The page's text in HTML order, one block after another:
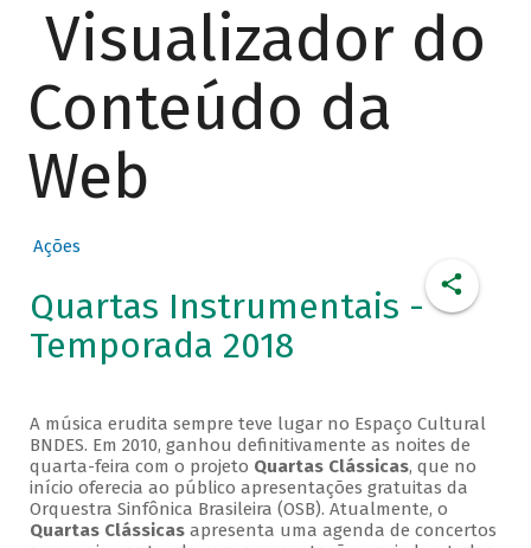
Visualizador do
Conteúdo da
Web
Ações
Quartas Instrumentais -
Temporada 2018
A música erudita sempre teve lugar no Espaço Cultural
BNDES. Em 2010, ganhou definitivamente as noites de
quarta-feira com o projeto Quartas Clássicas, que no
início oferecia ao público apresentações gratuitas da
Orquestra Sinfônica Brasileira (OSB). Atualmente, o
Quartas Clássicasapresenta uma agenda de concertos